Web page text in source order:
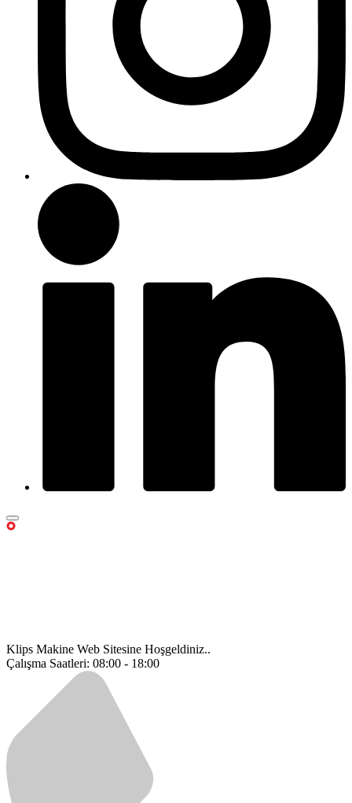
Klips Makine Web Sitesine Hoşgeldiniz..
Çalışma Saatleri: 08:00 - 18:00